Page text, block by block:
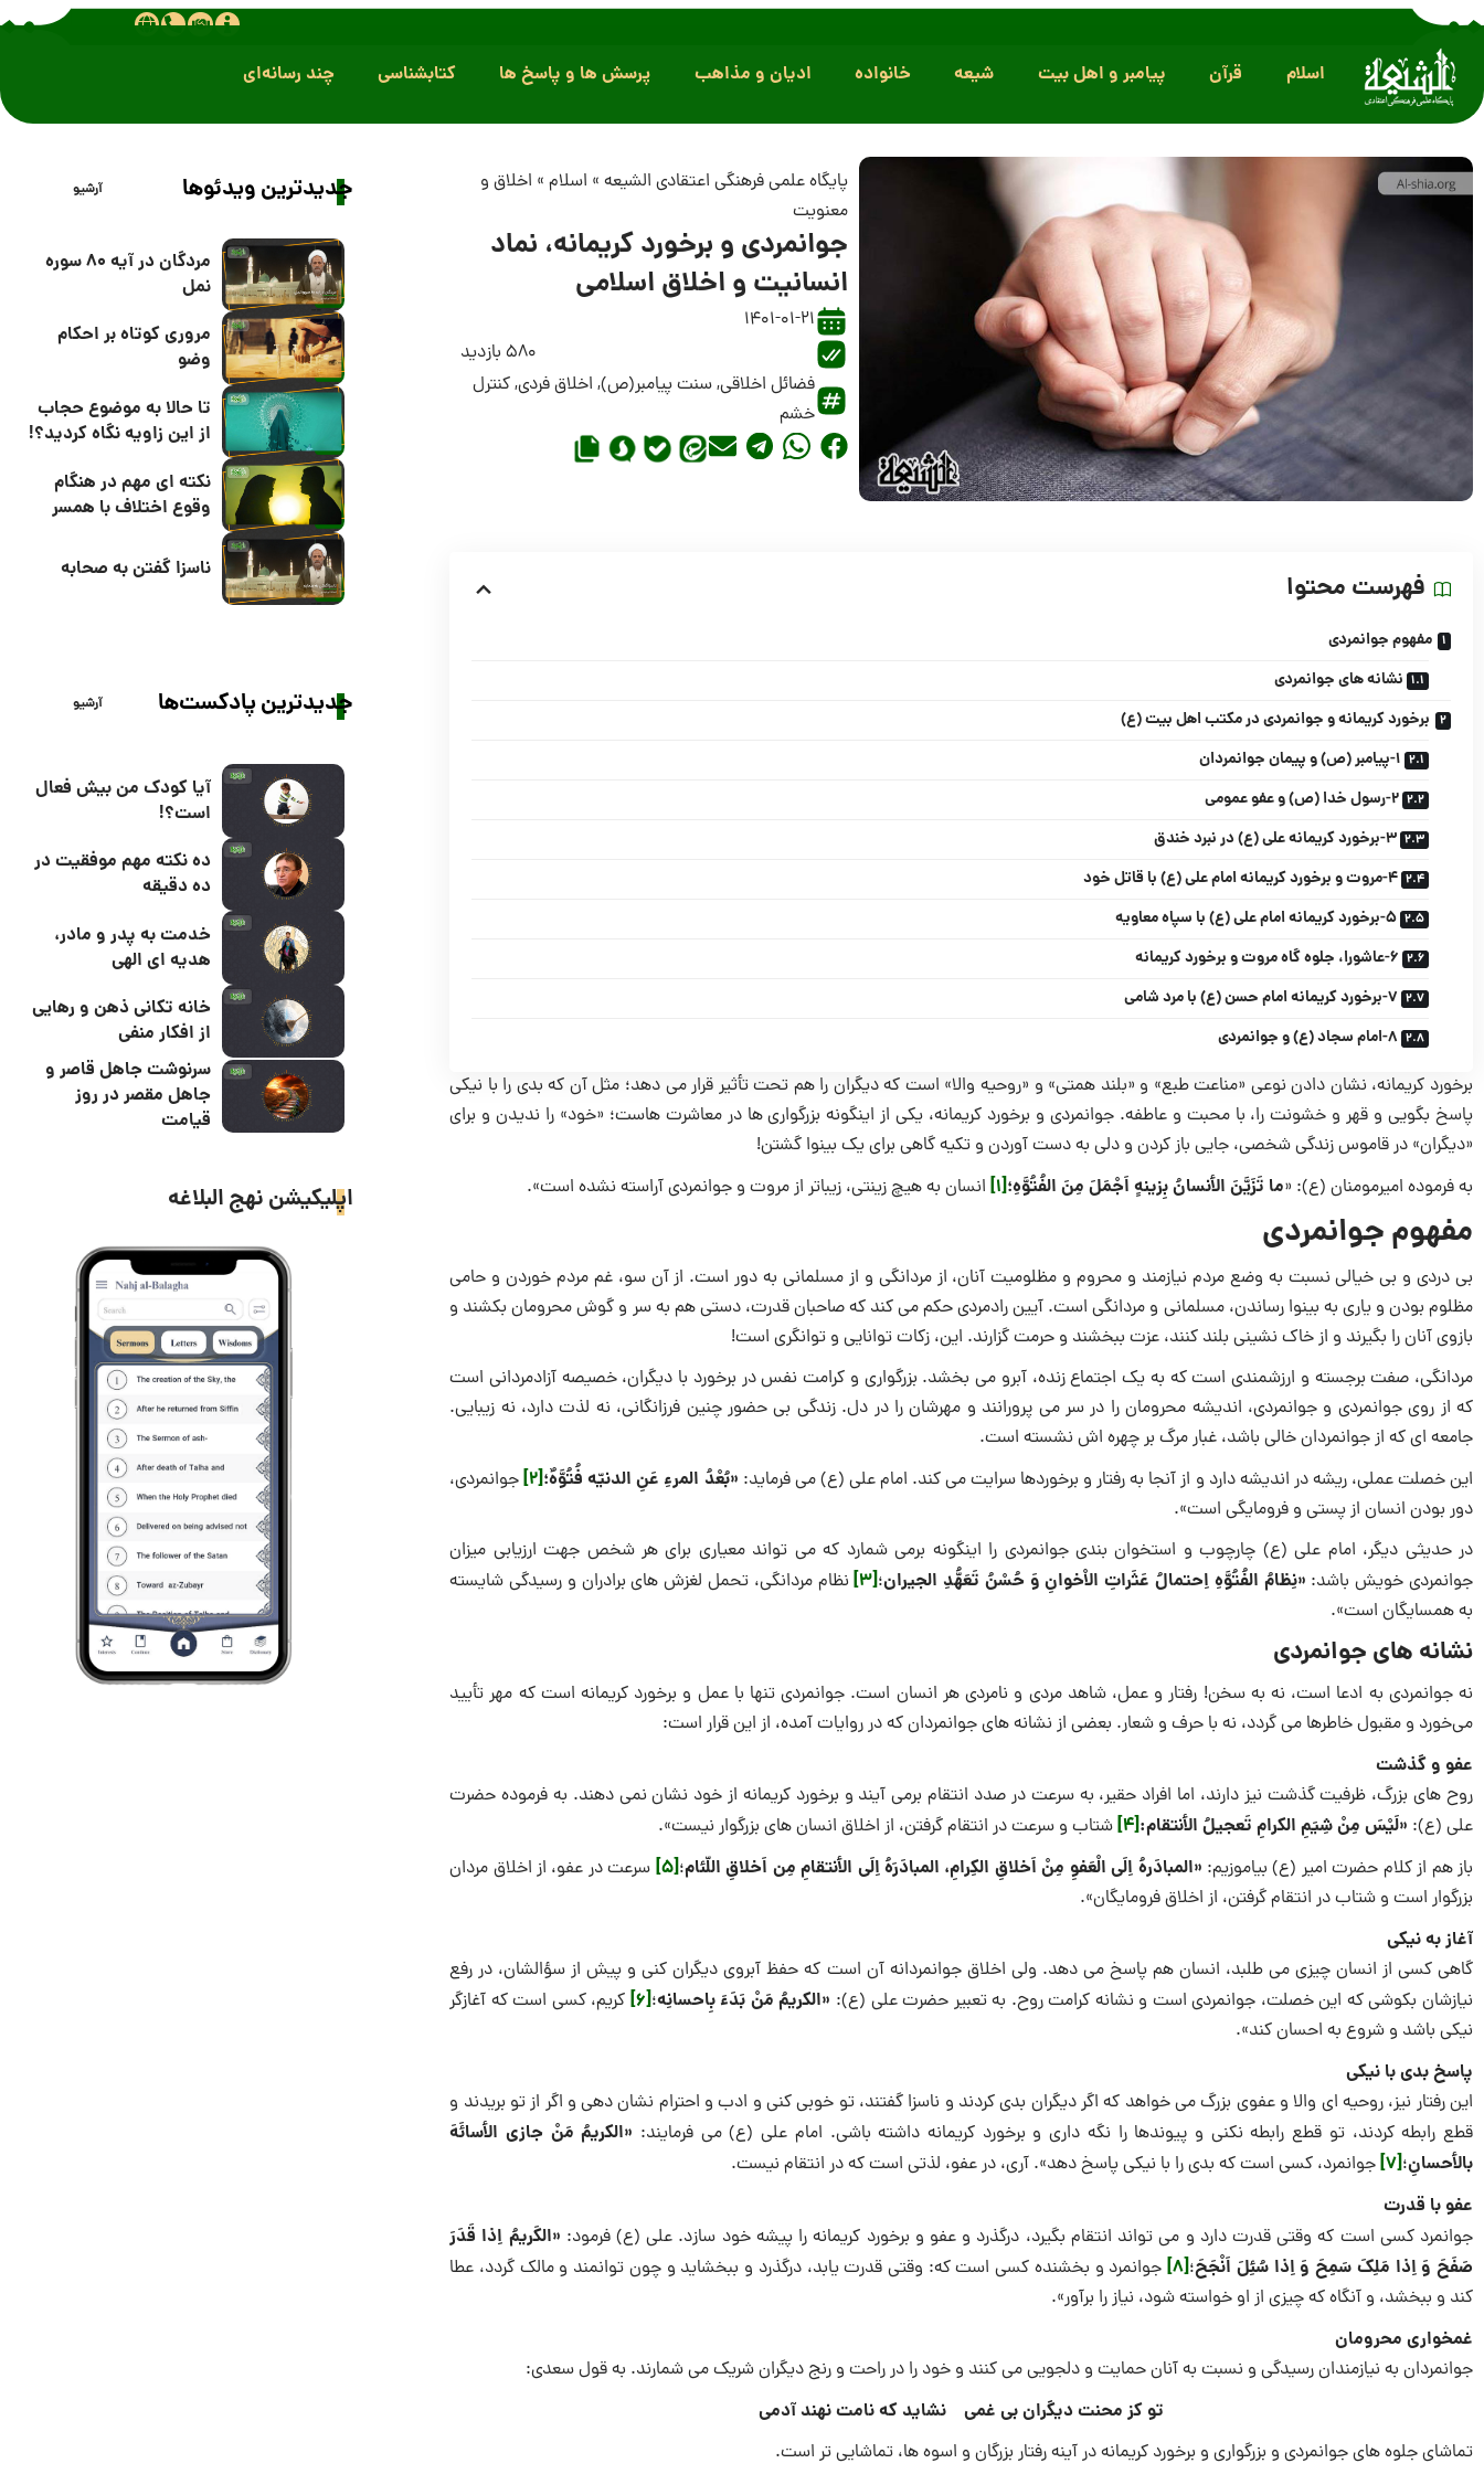
اسلام قرآن پیامبر و اهل بیت شیعه خانواده ادیان و مذاهب پرسش ها و پاسخ ها کتابشناسی چند رسانه‌ای
پایگاه علمی فرهنگی اعتقادی الشیعه » اسلام » اخلاق و
معنویت
جوانمردی و برخورد کریمانه، نماد
انسانیت و اخلاق اسلامی
1401-01-21
580 بازدید
فضائل اخلاقی,سنت پیامبر(ص), اخلاق فردی,کنترل
خشم
فهرست محتوا
مفهوم جوانمردی
نشانه های جوانمردی
برخورد کریمانه و جوانمردی در مکتب اهل بیت (ع)
1-پیامبر (ص) و پیمان جوانمردان
2-رسول خدا (ص) و عفو عمومی
3-برخورد کریمانه علی (ع) در نبرد خندق
4-مروت و برخورد کریمانه امام علی (ع) با قاتل خود
5-برخورد کریمانه امام علی (ع) با سپاه معاویه
6-عاشورا، جلوه گاه مروت و برخورد کریمانه
7-برخورد کریمانه امام حسن (ع) با مرد شامی
8-امام سجاد (ع) و جوانمردی
برخورد کریمانه، نشان دادن نوعى «مناعت طبع» و «بلند همتى» و «روحیه والا» است که دیگران را هم تحت تأثیر قرار‌ می دهد؛ مثل آن که بدى را با نیکى
پاسخ بگویى و قهر و خشونت را، با محبت و عاطفه. جوانمردی و برخورد کریمانه، یکى از اینگونه بزرگواری ها در معاشرت هاست؛ «خود» را ندیدن و براى
«دیگران» در قاموس زندگى شخصى، جایى باز کردن و دلى به دست آوردن و تکیه گاهى براى یک بینوا گشتن!
به فرموده امیرمومنان (ع): «ما تَزَیَّنَ الأنسانُ بِزینهٍ اَجْمَلَ مِنَ الفُتُوَّهِ؛[1] انسان به هیچ زینتى، زیباتر از مروت و جوانمردى آراسته نشده است».
مفهوم جوانمردی
بى دردى و بى خیالى نسبت به وضع مردم نیازمند و محروم و مظلومیت آنان، از مردانگى و از مسلمانى به دور است. از آن سو، غم مردم خوردن و حامى
مظلوم بودن و یارى به بینوا رساندن، مسلمانى و مردانگى است. آیین رادمردى حکم‌ می کند که صاحبان قدرت، دستى هم به سر و گوش محرومان بکشند و
بازوى آنان را بگیرند و از خاک نشینى بلند کنند، عزت ببخشند و حرمت گزارند. این، زکات توانایى و توانگرى است!
مردانگى، صفت برجسته و ارزشمندى است که به یک اجتماع زنده، آبرو‌ مى بخشد. بزرگوارى و کرامت نفس در برخورد با دیگران، خصیصه آزادمردانى است
که از روى جوانمردی و جوانمردى، اندیشه محرومان را در سر‌ مى پرورانند و مهرشان را در دل. زندگى بى حضور چنین فرزانگانى، نه لذت دارد، نه زیبایى.
جامعه اى که از جوانمردان خالى باشد، غبار مرگ بر چهره اش نشسته است.
این خصلت عملى، ریشه در اندیشه دارد و از آنجا به رفتار و برخوردها سرایت‌ می کند. امام على (ع)‌ مى فرماید: «بُعْدُ المرءِ عَنِ الدنیّه فُتُوَّهٌ؛[2] جوانمردى،
دور بودن انسان از پستى و فرومایگى است».
در حدیثى دیگر، امام علی (ع) چارچوب و استخوان بندى جوانمردى را اینگونه برمى شمارد که‌ مى تواند معیارى براى هر شخص جهت ارزیابى میزان
جوانمردی خویش باشد: «نِظامُ الفُتُوَّهِ اِحتمالُ عَثَراتِ الاْخوانِ وَ حُسْنُ تَعَهُّدِ الجیران؛[3]
نظام مردانگى، تحمل لغزش هاى برادران و رسیدگى شایسته
به همسایگان است».
نشانه های جوانمردی
نه جوانمردی به ادعا است، نه به سخن! رفتار و عمل، شاهد مردى و نامردى هر انسان است. جوانمردی تنها با عمل و برخورد کریمانه است که مهر تأیید‌
مى‌خورد و مقبول خاطرها‌ مى گردد، نه با حرف و شعار. بعضى از نشانه هاى جوانمردان که در روایات آمده، از این قرار است:
عفو و گذشت
روح هاى بزرگ، ظرفیت گذشت نیز دارند، اما افراد حقیر، به سرعت در صدد انتقام برمى آیند و برخورد کریمانه از خود نشان نمی دهند. به فرموده حضرت
على (ع): «لَیْسَ مِنْ شِیَمِ الکرامِ تَعجیلُ الأنتقام:[4]
شتاب و سرعت در انتقام گرفتن، از اخلاق انسان هاى بزرگوار نیست».
باز هم از کلام حضرت امیر (ع) بیاموزیم: «المبادَرهُ اِلَى الْعَفوِ مِنْ اَخلاقِ الکِرامِ، المبادَرَهُ اِلَى الأنتقامِ مِن اَخلاقِ اللّئام؛[5]
سرعت در عفو، از اخلاق مردان
بزرگوار است و شتاب در انتقام گرفتن، از اخلاق فرومایگان».
آغاز به نیکى
گاهى کسى از انسان چیزى‌ مى طلبد، انسان هم پاسخ‌ می دهد. ولى اخلاق جوانمردانه آن است که حفظ آبروى دیگران کنى و پیش از سؤالشان، در رفع
نیازشان بکوشى که این خصلت، جوانمردی است و نشانه کرامت روح. به تعبیر حضرت على (ع): «الکریمُ مَنْ بَدَءَ بِاحسانِه؛[6]
کریم، کسى است که آغازگر
نیکى باشد و شروع به احسان کند».
پاسخ بدى با نیکى
این رفتار نیز، روحیه اى والا و عفوى بزرگ‌ مى خواهد که اگر دیگران بدى کردند و ناسزا گفتند، تو خوبى کنى و ادب و احترام نشان دهى و اگر از تو بریدند و
قطع رابطه کردند، تو قطع رابطه نکنى و پیوندها را نگه دارى و برخورد کریمانه داشته باشی. امام علی (ع) می فرمایند: «الکریمُ مَنْ جازى الأسائَهَ
بالأحسانِ؛[7] جوانمرد، کسى است که بدى را با نیکى پاسخ دهد». آرى، در عفو، لذتى است که در انتقام نیست.
عفو با قدرت
جوانمرد کسى است که وقتى قدرت دارد و‌ مى تواند انتقام بگیرد، درگذرد و عفو و برخورد کریمانه را پیشه خود سازد. على (ع) فرمود: «الکَریمُ اِذا قَدَرَ
صَفَحَ وَ اِذا مَلِکَ سَمِحَ وَ اِذا سُئِلَ اَنْجَحَ؛[8]
جوانمرد و بخشنده کسى است که: وقتى قدرت یابد، درگذرد و ببخشاید و چون توانمند و مالک گردد، عطا
کند و ببخشد، و آنگاه که چیزى از او خواسته شود، نیاز را برآور».
غمخوارى محرومان
جوانمردان به نیازمندان رسیدگى و نسبت به آنان حمایت و دلجویى‌ می کنند و خود را در راحت و رنج دیگران شریک‌ مى شمارند. به قول سعدى:
تو کز محنت دیگران بى غمى نشاید که نامت نهند آدمى
تماشاى جلوه هاى جوانمردی و بزرگوارى و برخورد کریمانه در آینه رفتار بزرگان و اسوه ها، تماشایى تر است.
جدیدترین ویدئوها آرشیو
مردگان در آیه 80 سوره
نمل
مروری کوتاه بر احکام
وضو
تا حالا به موضوع حجاب
از این زاویه نگاه کردید؟!
نکته ای مهم در هنگام
وقوع اختلاف با همسر
ناسزا گفتن به صحابه
جدیدترین پادکست‌ها آرشیو
آیا کودک من بیش فعال
است؟!
ده نکته مهم موفقیت در
ده دقیقه
خدمت به پدر و مادر،
هدیه ای الهی
خانه تکانی ذهن و رهایی
از افکار منفی
سرنوشت جاهل قاصر و
جاهل مقصر در روز
قیامت
اپلیکیشن نهج البلاغه